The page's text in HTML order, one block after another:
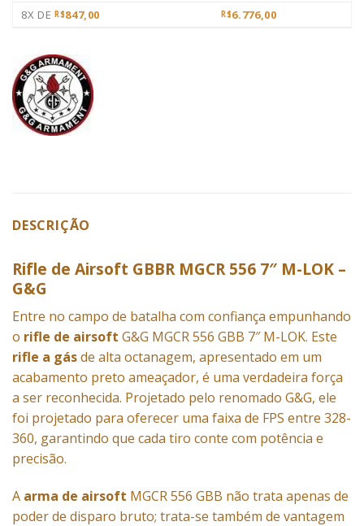
8X DE R$847,00 R$6.776,00
DESCRIÇÃO
Rifle de Airsoft GBBR MGCR 556 7″ M-LOK –
G&G
Entre no campo de batalha com confiança empunhando
o rifle de airsoft G&G MGCR 556 GBB 7″ M-LOK. Este
rifle a gásde alta octanagem, apresentado em um
acabamento preto ameaçador, é uma verdadeira força
a ser reconhecida. Projetado pelo renomado G&G, ele
foi projetado para oferecer uma faixa de FPS entre 328-
360, garantindo que cada tiro conte com potência e
precisão.
A arma de airsoft MGCR 556 GBB não trata apenas de
poder de disparo bruto; trata-se também de vantagem